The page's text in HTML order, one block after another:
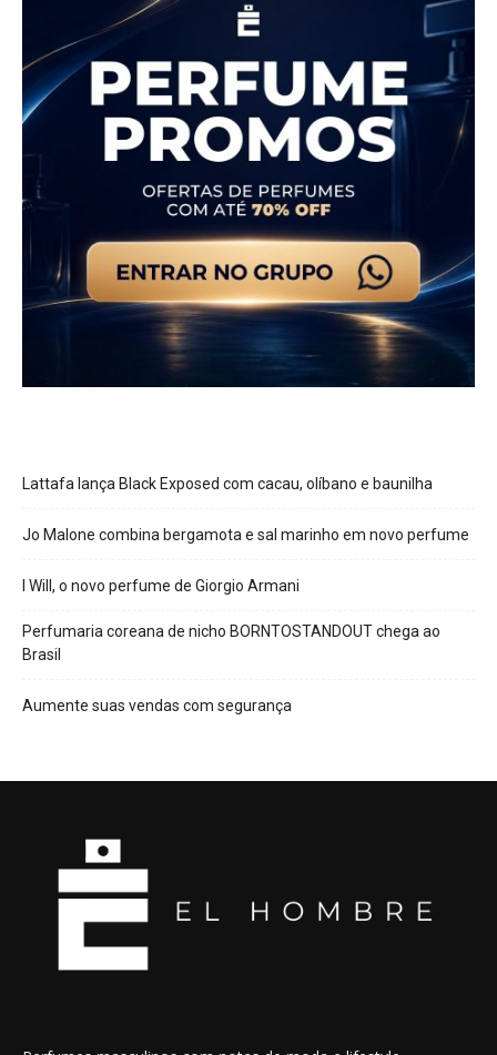
Lattafa lança Black Exposed com cacau, olíbano e baunilha
Jo Malone combina bergamota e sal marinho em novo perfume
I Will, o novo perfume de Giorgio Armani
Perfumaria coreana de nicho BORNTOSTANDOUT chega ao
Brasil
Aumente suas vendas com segurança